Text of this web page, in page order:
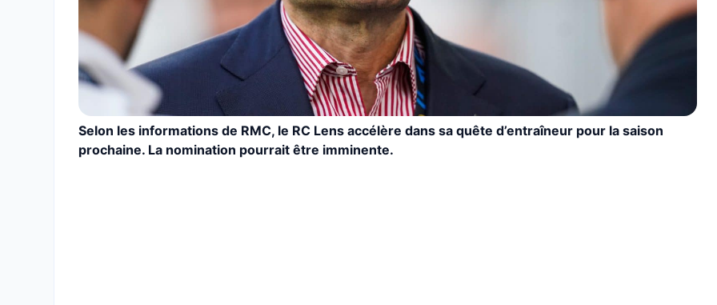
Selon les informations de RMC, le RC Lens accélère dans sa quête d’entraîneur pour la saison
prochaine. La nomination pourrait être imminente.